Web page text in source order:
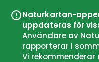
Naturkartan-
uppdateras för
Användare av
rapporterar i
Vi